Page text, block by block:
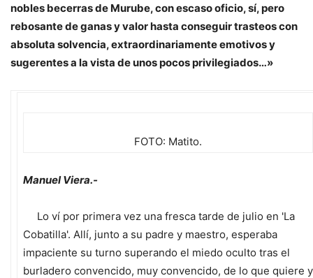
nobles becerras de Murube, con escaso oficio, sí, pero
rebosante de ganas y valor hasta conseguir trasteos con
absoluta solvencia, extraordinariamente emotivos y
sugerentes a la vista de unos pocos privilegiados…»
FOTO: Matito.
Manuel Viera.-
Lo ví por primera vez una fresca tarde de julio en 'La
Cobatilla'. Allí, junto a su padre y maestro, esperaba
impaciente su turno superando el miedo oculto tras el
burladero convencido, muy convencido, de lo que quiere y